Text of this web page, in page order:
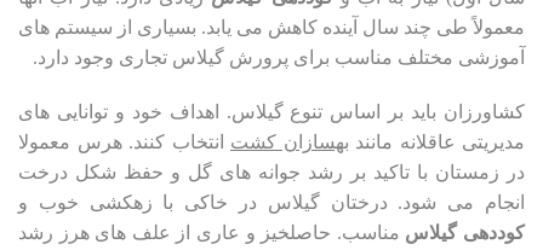
معمولاً طی چند سال آینده کاهش می یابد. بسیاری از سیستم های
آموزشی مختلف مناسب برای پرورش گیلاس تجاری وجود دارد.
کشاورزان باید بر اساس تنوع گیلاس. اهداف خود و توانایی های
مدیریتی عاقلانه مانند بهسازان کشت انتخاب کنند. هرس معمولا
در زمستان با تاکید بر رشد جوانه های گل و حفظ شکل درخت
انجام می شود. درختان گیلاس در خاکی با زهکشی خوب و
کوددهی گیلاس مناسب. حاصلخیز و عاری از علف های هرز رشد